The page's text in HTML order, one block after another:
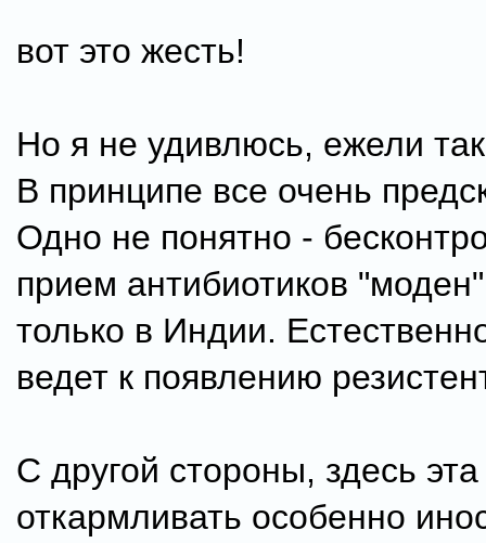
вот это жесть!
Но я не удивлюсь, ежели
В принципе все очень
Одно не понятно -
прием антибиотиков
только в Индии.
ведет к появлению
С другой стороны, здесь
откармливать особенно